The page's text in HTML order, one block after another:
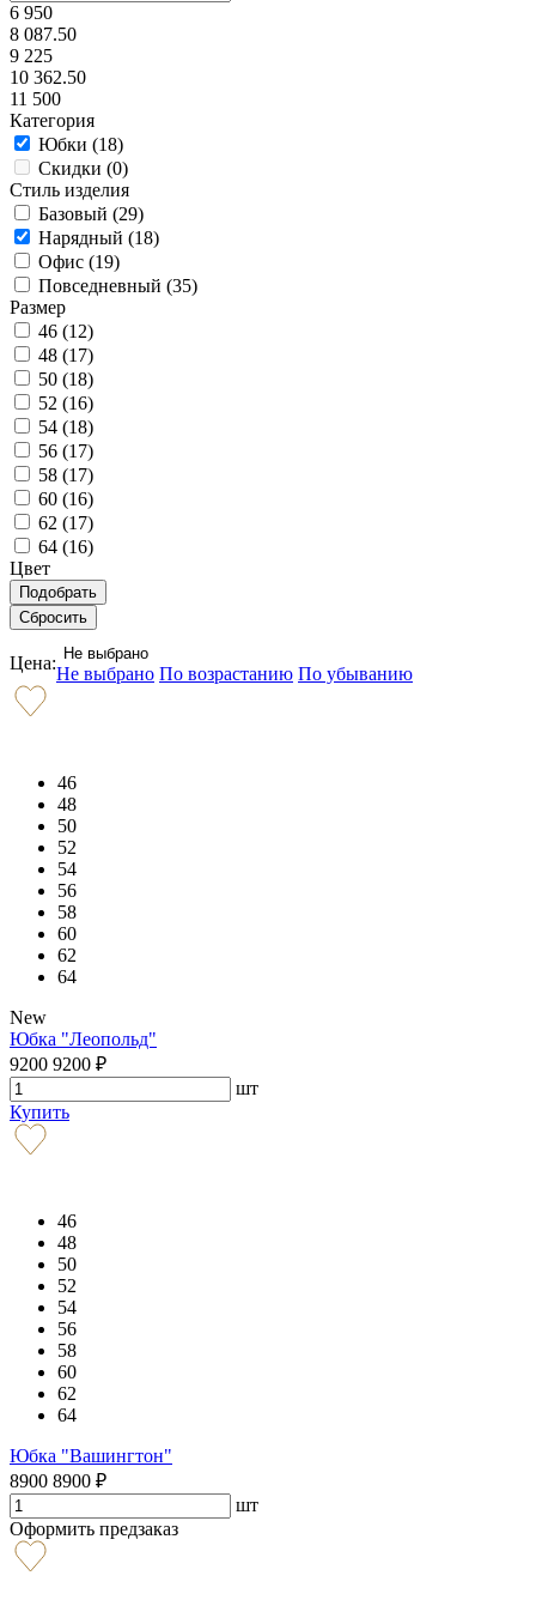
6 950
8 087.50
9 225
10 362.50
11 500
Категория
Юбки (18)
Скидки (0)
Стиль изделия
Базовый (29)
Нарядный (18)
Офис (19)
Повседневный (35)
Размер
46 (12)
48 (17)
50 (18)
52 (16)
54 (18)
56 (17)
58 (17)
60 (16)
62 (17)
64 (16)
Цвет
Цена: Не выбрано
Не выбрано По возрастанию По убыванию
46
48
50
52
54
56
58
60
62
64
New
Юбка "Леопольд"
9200 9200 ₽
шт
Купить
46
48
50
52
54
56
58
60
62
64
Юбка "Вашингтон"
8900 8900 ₽
шт
Оформить предзаказ